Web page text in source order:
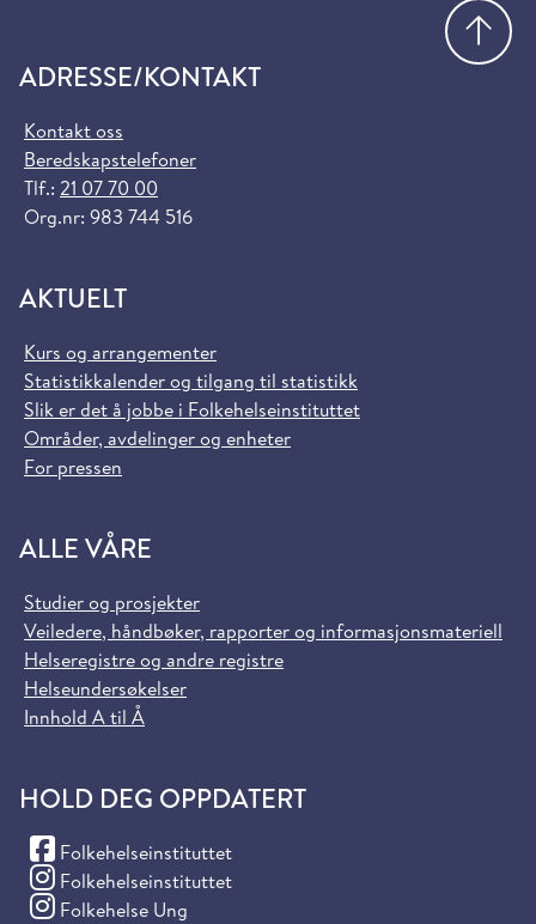
ADRESSE/KONTAKT
Kontakt oss
Beredskapstelefoner
Tlf.: 21 07 70 00
Org.nr: 983 744 516
AKTUELT
Kurs og arrangementer
Statistikkalender og tilgang til statistikk
Slik er det å jobbe i Folkehelseinstituttet
Områder, avdelinger og enheter
For pressen
ALLE VÅRE
Studier og prosjekter
Veiledere, håndbøker, rapporter og informasjonsmateriell
Helseregistre og andre registre
Helseundersøkelser
Innhold A til Å
HOLD DEG OPPDATERT
Folkehelseinstituttet
(Facebook)
Folkehelseinstituttet
(Instagram)
Folkehelse Ung
(Instagram)